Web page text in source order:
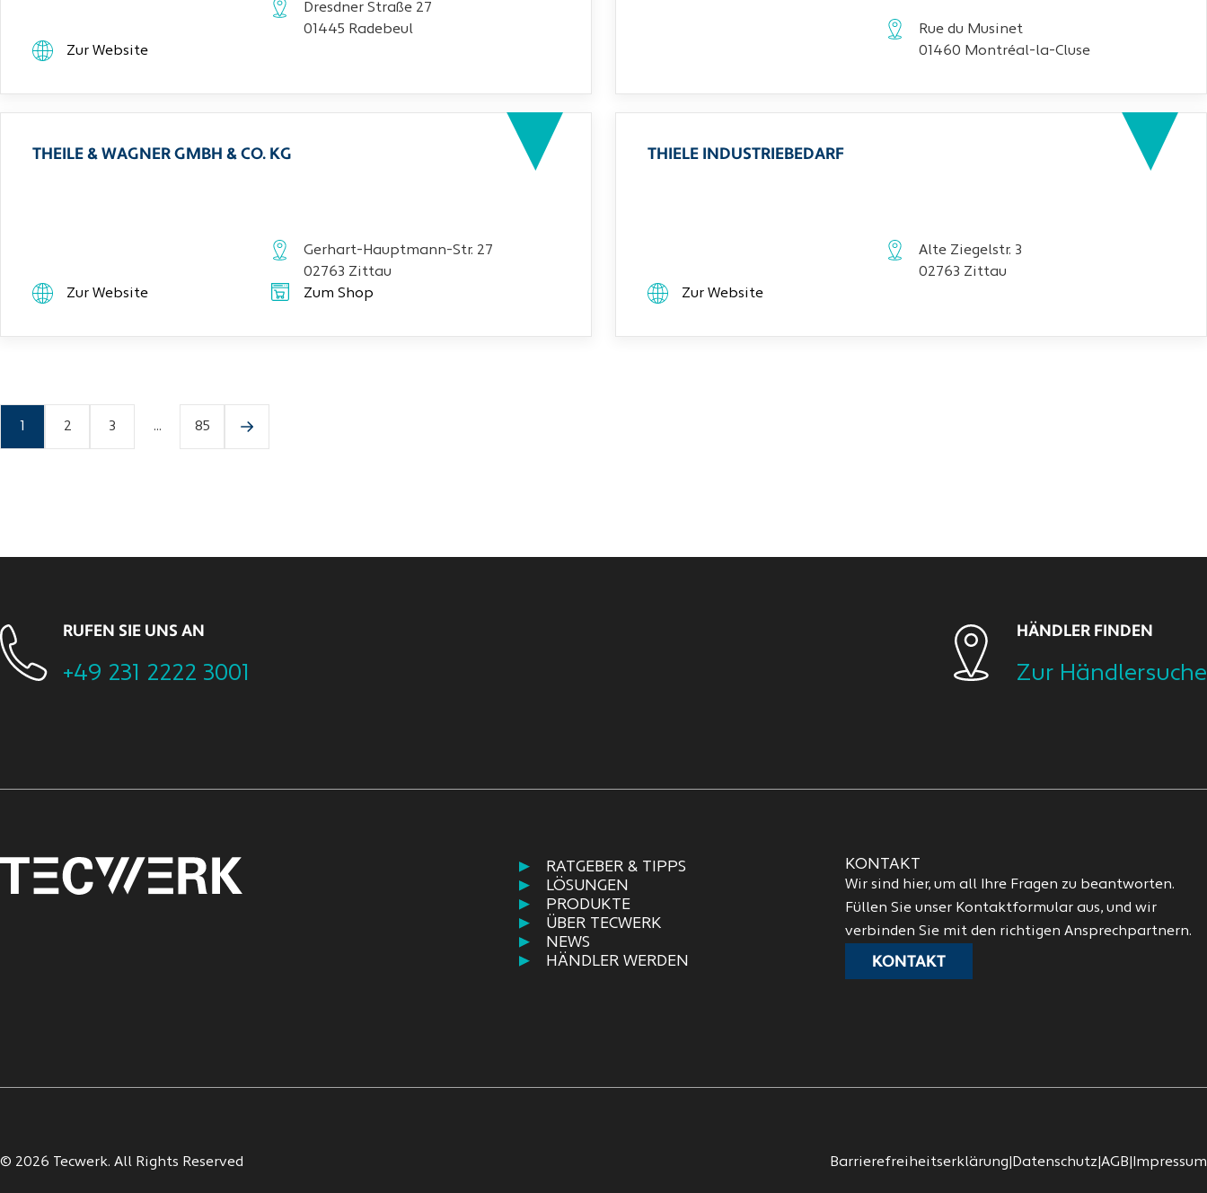
Dresdner Straße 27
01445 Radebeul
Zur Website
Rue du Musinet
01460 Montréal-la-Cluse
THEILE & WAGNER GMBH & CO. KG
Gerhart-Hauptmann-Str. 27
02763 Zittau
Zur Website
Zum Shop
THIELE INDUSTRIEBEDARF
Alte Ziegelstr. 3
02763 Zittau
Zur Website
2 3 ... 85
RUFEN SIE UNS AN
+49 231 2222 3001
HÄNDLER FINDEN
Zur Händlersuche
RATGEBER & TIPPS
LÖSUNGEN
PRODUKTE
ÜBER TECWERK
NEWS
HÄNDLER WERDEN
KONTAKT
Wir sind hier, um all Ihre Fragen zu beantworten.
Füllen Sie unser Kontaktformular aus, und wir
verbinden Sie mit den richtigen Ansprechpartnern.
KONTAKT
Barrierefreiheitserklärung Datenschutz AGB Impressum
© 2026 Tecwerk. All Rights Reserved